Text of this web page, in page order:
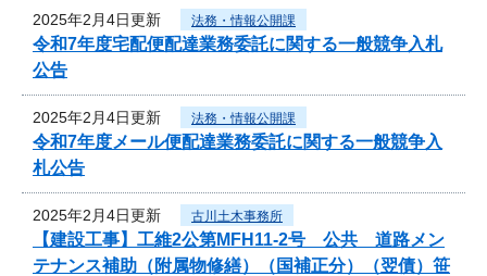
2025年2月4日更新 法務・情報公開課
令和7年度宅配便配達業務委託に関する一般競争入札
公告
2025年2月4日更新 法務・情報公開課
令和7年度メール便配達業務委託に関する一般競争入
札公告
2025年2月4日更新 古川土木事務所
【建設工事】工維2公第MFH11-2号 公共 道路メン
テナンス補助（附属物修繕）（国補正分）（翌債）笹